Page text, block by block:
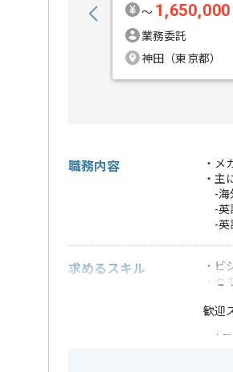
〜 1,650,000
業務委託
神田（東京都）
職務内容
・メ
・主
-海
-英
-英
求めるスキル
・ビ
・
歓迎